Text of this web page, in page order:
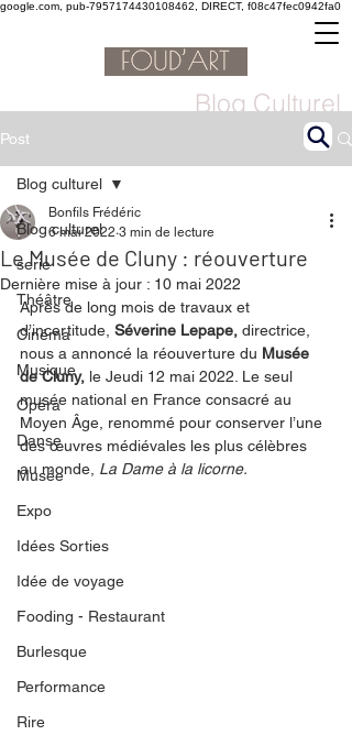
google.com, pub-7957174430108462, DIRECT, f08c47fec0942fa0
Blog Culturel
Post
Blog culturel
serie
Théâtre
Cinéma
Musique
Opéra
Danse
Musée
Expo
Idées Sorties
Idée de voyage
Fooding - Restaurant
Burlesque
Performance
Rire
Blog culturel
Le Musée de Cluny : réouverture
Bonfils Frédéric
6 mai 2022 3 min de lecture
Dernière mise à jour : 10 mai 2022
Après de long mois de travaux et
d’incertitude, Séverine Lepape, directrice,
nous a annoncé la réouverture du Musée
de Cluny, le Jeudi 12 mai 2022. Le seul
musée national en France consacré au
Moyen Âge, renommé pour conserver l’une
des œuvres médiévales les plus célèbres
au monde, La Dame à la licorne.